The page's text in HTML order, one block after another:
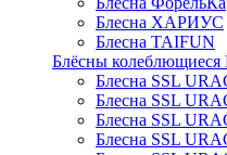
Блесна ХАРИУС
Блесна TAIFUN
Блёсны колеблющиеся
Блесна SSL
Блесна SSL
Блесна SSL
Блесна SSL